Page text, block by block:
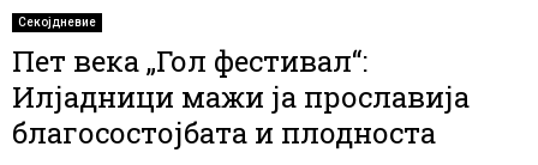
Секојдневие
Пет века „Гол фестивал“:
Илјадници мажи ја прославија
благосостојбата и плодноста